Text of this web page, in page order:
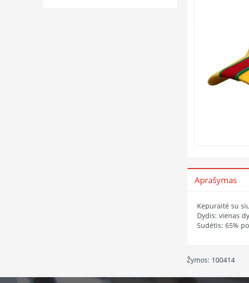
Aprašymas
Kepuraitė su
Dydis: vienas
Sudėtis: 65%
Žymos: 100414